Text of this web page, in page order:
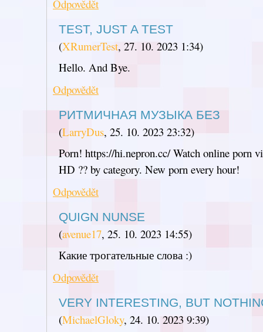
Odpovědět
TEST, JUST A TEST
(XRumerTest, 27. 10. 2023 1:34)
Hello. And Bye.
Odpovědět
РИТМИЧНАЯ МУЗЫКА БЕЗ
(LarryDus, 25. 10. 2023 23:32)
Porn! https://hi.nepron.cc/ Watch online porn
HD ?? by category. New porn every hour!
Odpovědět
QUIGN NUNSE
(avenue17, 25. 10. 2023 14:55)
Какие трогательные слова :)
Odpovědět
VERY INTERESTING, BUT
(MichaelGloky, 24. 10. 2023 9:39)